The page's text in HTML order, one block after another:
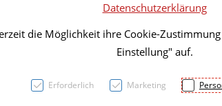
Datenschutzerklärung
die Möglichkeit ihre Cookie-
Einstellung" auf.
Erforderlich Marketing